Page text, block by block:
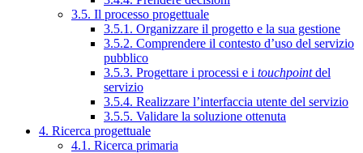
3.5. Il processo progettuale
3.5.1. Organizzare il progetto e la sua gestione
3.5.2. Comprendere il contesto d’uso del servizio
pubblico
3.5.3. Progettare i processi e i touchpointdel
servizio
3.5.4. Realizzare l’interfaccia utente del servizio
3.5.5. Validare la soluzione ottenuta
4. Ricerca progettuale
4.1. Ricerca primaria